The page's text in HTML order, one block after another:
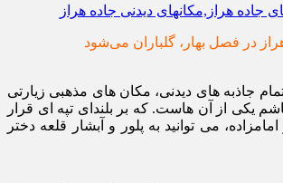
در فصل بهار، گلباران می‌شود
جاذبه های دیدنی، مکان های مذهبی زیارتی
یکی از آن هاست. که بر بلندای تپه ای قرار
می توانید به پلور و آبشار قلعه دختر